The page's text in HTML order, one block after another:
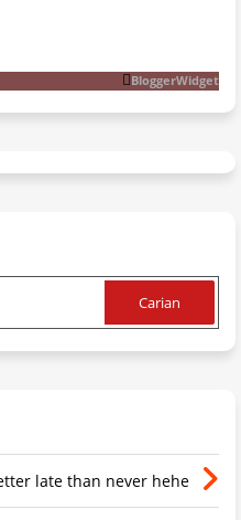
BloggerWidget
late than never hehe